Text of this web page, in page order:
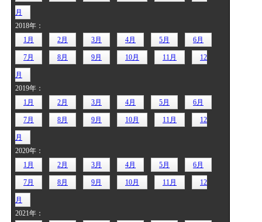
月
2018年：
1月
2月 3月 4月 5月 6月
7月 8月 9月 10月 11月 12
月
2019年：
1月
2月 3月 4月 5月 6月
7月 8月 9月 10月 11月 12
月
2020年：
1月
2月 3月 4月 5月 6月
7月 8月 9月 10月 11月 12
月
2021年：